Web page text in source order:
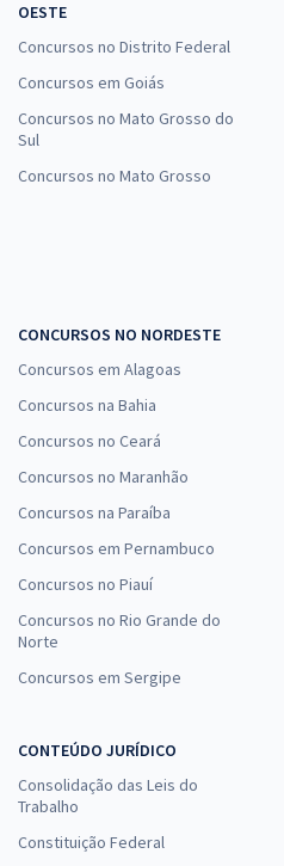
OESTE
Concursos no Distrito Federal
Concursos em Goiás
Concursos no Mato Grosso do
Sul
Concursos no Mato Grosso
CONCURSOS NO NORDESTE
Concursos em Alagoas
Concursos na Bahia
Concursos no Ceará
Concursos no Maranhão
Concursos na Paraíba
Concursos em Pernambuco
Concursos no Piauí
Concursos no Rio Grande do
Norte
Concursos em Sergipe
CONTEÚDO JURÍDICO
Consolidação das Leis do
Trabalho
Constituição Federal